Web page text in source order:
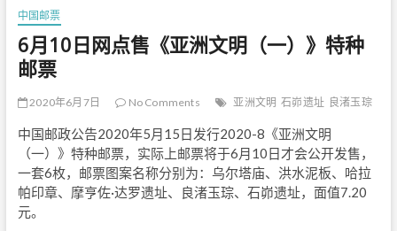
中国邮票
6月10日网点售《亚洲文明（一）》特种
邮票
2020年6月7日 No Comments 亚洲文明 石峁遗址 良渚玉琮
中国邮政公告2020年5月15日发行2020-8《亚洲文明
（一）》特种邮票，实际上邮票将于6月10日才会公开发售，
一套6枚，邮票图案名称分别为：乌尔塔庙、洪水泥板、哈拉
帕印章、摩亨佐·达罗遗址、良渚玉琮、石峁遗址，面值7.20
元。